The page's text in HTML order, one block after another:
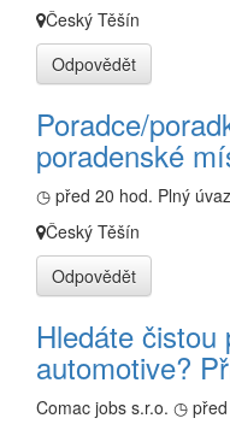
Český Těšín
Odpovědět
Poradce/
poradenské
◷ před 20 hod. Plný
Český Těšín
Odpovědět
Hledáte čistou
automotive?
Comac jobs s.r.o. ◷ před